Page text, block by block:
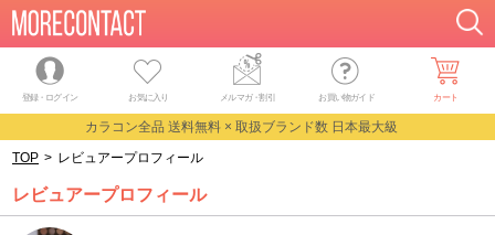
登録・ログイン お気に入り メルマガ・割引 お買い物ガイド カート
カラコン全品 送料無料 × 取扱ブランド数 日本最大級
TOP > レビュアープロフィール
レビュアープロフィール